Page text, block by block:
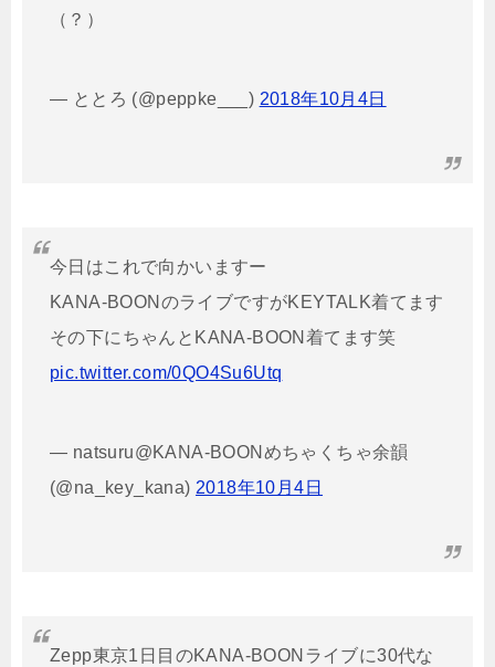
（？）
— ととろ (@peppke___) 2018年10月4日
今日はこれで向かいますー
KANA-BOONのライブですがKEYTALK着てます
その下にちゃんとKANA-BOON着てます笑
pic.twitter.com/0QO4Su6Utq
— natsuru@KANA-BOONめちゃくちゃ余韻
(@na_key_kana) 2018年10月4日
Zepp東京1日目のKANA-BOONライブに30代な